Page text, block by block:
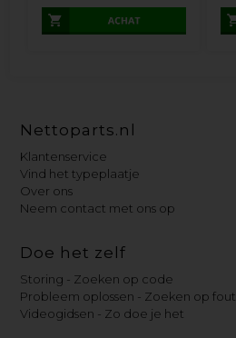
Nettoparts.nl
Klantenservice
Vind het typeplaatje
Over ons
Neem contact met ons op
Doe het zelf
Storing - Zoeken op code
Probleem oplossen - Zoeken op fout
Videogidsen - Zo doe je het